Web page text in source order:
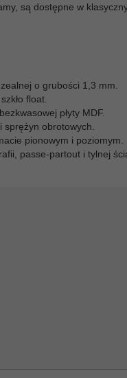
są dostępne w
o grubości 1,3 mm.
float.
płyty MDF.
obrotowych.
pionowym i poziomym.
passe-partout i tylnej